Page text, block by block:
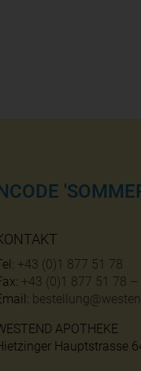
+43 (0)1 877 51 78
+43 (0)1 877 51 78 –
APOTHEKE
Hauptstrasse